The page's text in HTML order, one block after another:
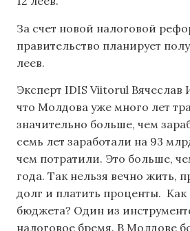
За счет новой налоговой
правительство планирует
леев.
Эксперт IDIS Viitorul Вячеслав
что Молдова уже много лет
значительно больше, чем
семь лет заработали на 93
чем потратили. Это больше,
года. Так нельзя вечно жить,
долг и платить проценты.
бюджета? Один из
налоговое бремя. В Молдове